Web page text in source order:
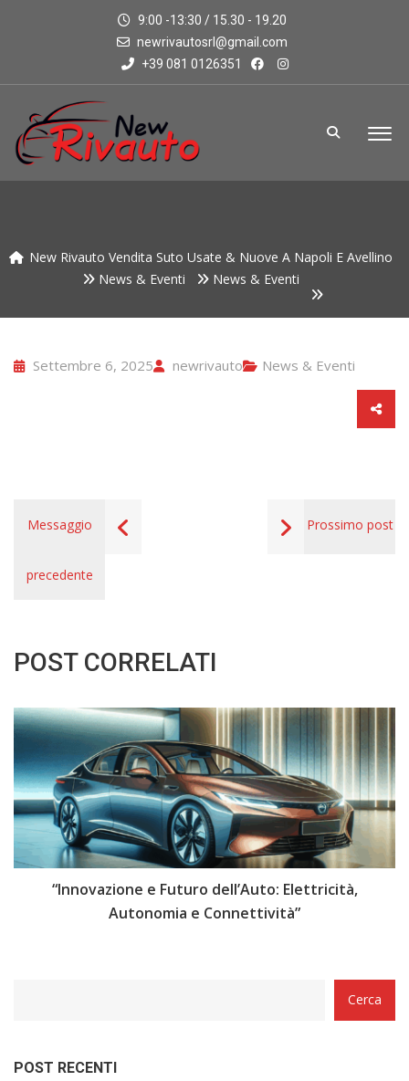
9:00 -13:30 / 15.30 - 19.20
newrivautosrl@gmail.com
+39 081 0126351
New Rivauto Vendita Suto Usate & Nuove A Napoli E Avellino
News & Eventi
News & Eventi
Settembre 6, 2025 newrivauto News & Eventi
Messaggio
precedente
Prossimo post
POST CORRELATI
“Innovazione e Futuro dell’Auto: Elettricità,
Autonomia e Connettività”
Cerca
POST RECENTI